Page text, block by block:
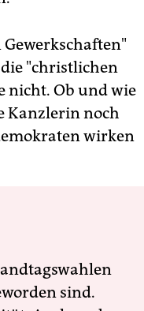
die "christlichen
nicht. Ob und wie
Kanzlerin noch
wirken
sind.